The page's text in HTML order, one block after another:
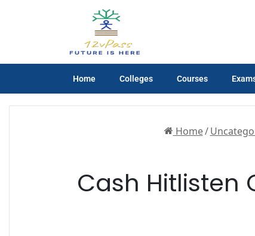
Home Colleges Courses
Home/
Cash Hitlisten